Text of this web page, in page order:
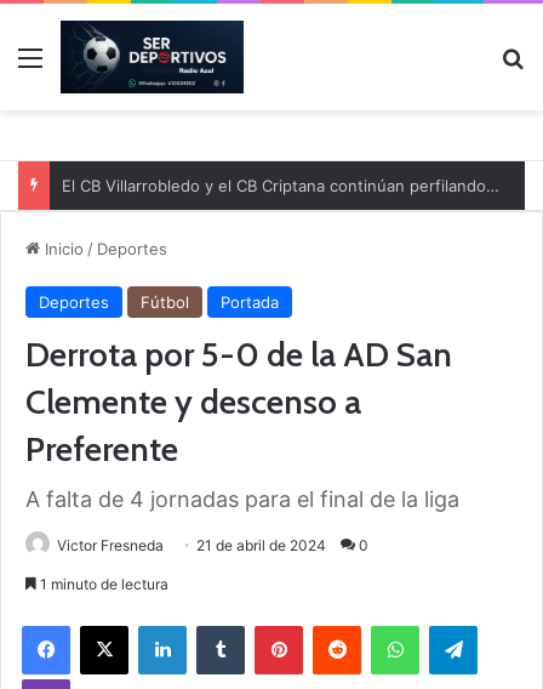
Menú
El CB Villarrobledo y el CB Criptana continúan perfilando sus plantillas
Inicio / Deportes
Deportes Fútbol Portada
Derrota por 5-0 de la AD San
Clemente y descenso a
Preferente
A falta de 4 jornadas para el final de la liga
Victor Fresneda 21 de abril de 2024 0
1 minuto de lectura